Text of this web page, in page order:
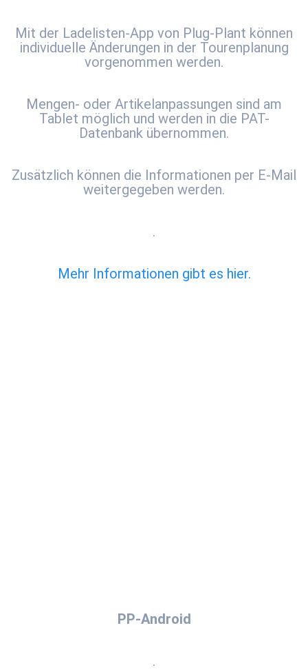
Mit der Ladelisten-App von Plug-Plant können
individuelle Änderungen in der Tourenplanung
vorgenommen werden.
Mengen- oder Artikelanpassungen sind am
Tablet möglich und werden in die PAT-
Datenbank übernommen.
Zusätzlich können die Informationen per E-Mail
weitergegeben werden.
.
Mehr Informationen gibt es hier.
PP-Android
.